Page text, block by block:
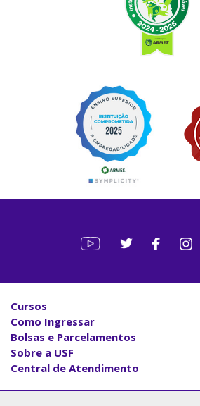
Cursos
Como Ingressar
Bolsas e Parcelamentos
Sobre a USF
Central de Atendimento